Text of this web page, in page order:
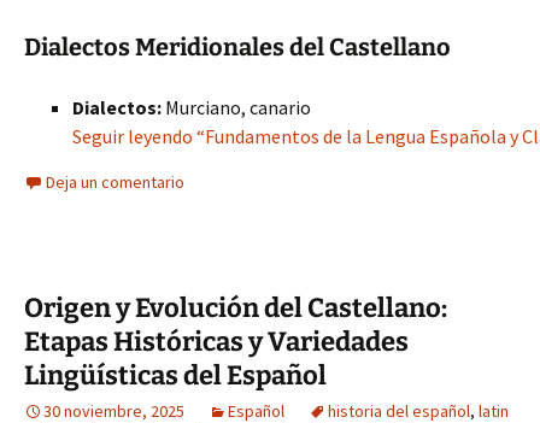
Dialectos Meridionales del Castellano
Dialectos: Murciano, canario
Seguir leyendo “Fundamentos de la Lengua Española y
Deja un comentario
Origen y Evolución del Castellano:
Etapas Históricas y Variedades
Lingüísticas del Español
30 noviembre, 2025 Español historia del español, latin